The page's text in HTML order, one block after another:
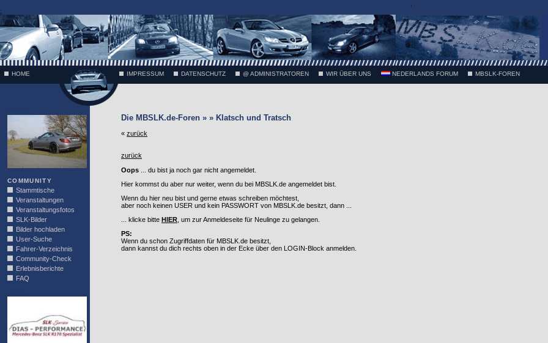
;
HOME IMPRESSUM DATENSCHUTZ @ ADMINISTRATOREN WIR ÜBER UNS NEDERLANDS FORUM MBSLK-FOREN
COMMUNITY
Stammtische
Veranstaltungen
Veranstaltungsfotos
SLK-Bilder
Bilder hochladen
User-Suche
Fahrer-Verzeichnis
Community-Check
Erlebnisberichte
FAQ
Die MBSLK.de-Foren » » Klatsch und Tratsch
« zurück
zurück
Oops ... du bist ja noch gar nicht angemeldet.
Hier kommst du aber nur weiter, wenn du bei MBSLK.de angemeldet bist.
Wenn du hier neu bist und gerne etwas schreiben möchtest,
aber noch keinen USER und kein PASSWORT von MBSLK.de besitzt, dann ...
... klicke bitte HIER , um zur Anmeldeseite für Neulinge zu gelangen.
PS:
Wenn du schon Zugriffdaten für MBSLK.de besitzt,
dann kannst du dich rechts oben in der Ecke über den LOGIN-Block anmelden.